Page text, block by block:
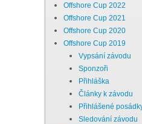
Offshore Cup 2022
Offshore Cup 2021
Offshore Cup 2020
Offshore Cup 2019
Vypsání závodu
Sponzoři
Přihláška
Články k závodu
Přihlášené
Sledování závodu